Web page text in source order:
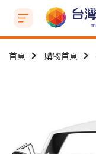
首頁 購物首頁